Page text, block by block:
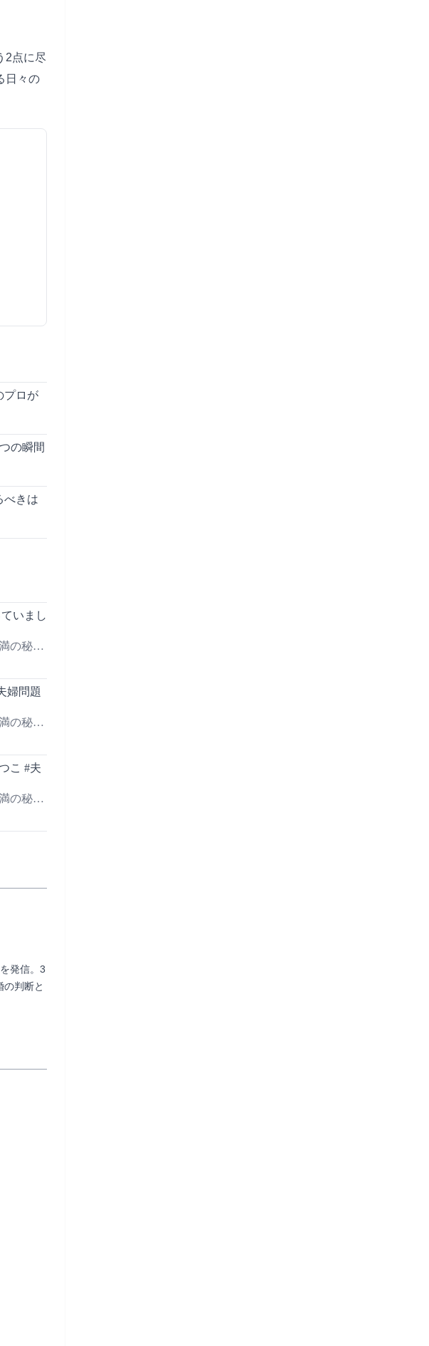
2点に尽
日々の
プロが
の瞬間
べきは
いまし
の秘訣
婦問題
の秘訣
こ #夫
の秘訣
発信。3
判断と